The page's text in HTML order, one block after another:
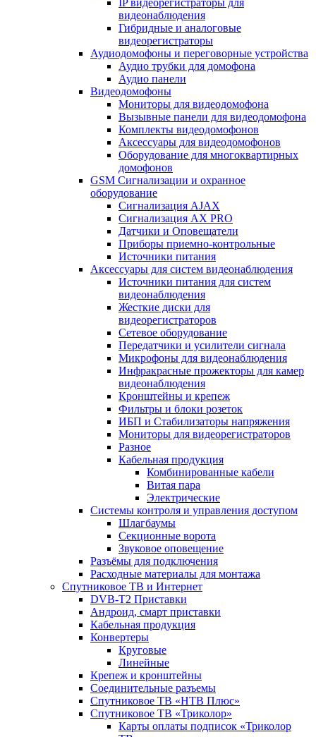
IP видеорегистраторы для
видеонаблюдения
Гибридные и аналоговые
видеорегистраторы
Аудиодомофоны и переговорные устройства
Аудио трубки для домофона
Аудио панели
Видеодомофоны
Мониторы для видеодомофона
Вызывные панели для видеодомофона
Комплекты видеодомофонов
Аксессуары для видеодомофонов
Оборудование для многоквартирных
домофонов
GSM Сигнализации и охранное
оборудование
Сигнализация AJAX
Сигнализация AX PRO
Датчики и Оповещатели
Приборы приемно-контрольные
Источники питания
Аксессуары для систем видеонаблюдения
Источники питания для систем
видеонаблюдения
Жесткие диски для
видеорегистраторов
Сетевое оборудование
Передатчики и усилители сигнала
Микрофоны для видеонаблюдения
Инфракрасные прожекторы для камер
видеонаблюдения
Кронштейны и крепеж
Фильтры и блоки розеток
ИБП и Стабилизаторы напряжения
Мониторы для видеорегистраторов
Разное
Кабельная продукция
Комбинированные кабели
Витая пара
Электрические
Системы контроля и управления доступом
Шлагбаумы
Секционные ворота
Звуковое оповещение
Разъёмы для подключения
Расходные материалы для монтажа
Спутниковое ТВ и Интернет
DVB-Т2 Приставки
Андроид, смарт приставки
Кабельная продукция
Конвертеры
Круговые
Линейные
Крепеж и кронштейны
Соединительные разъемы
Спутниковое ТВ «НТВ Плюс»
Спутниковое ТВ «Триколор»
Карты оплаты подписок «Триколор